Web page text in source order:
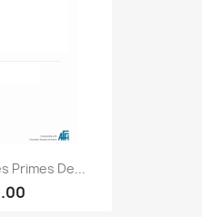
Primes De...